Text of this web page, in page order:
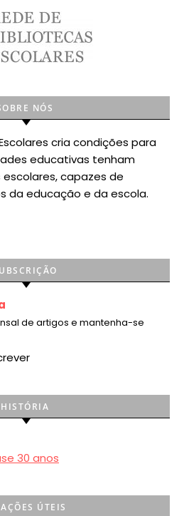
NÓS
cria condições para
educativas tenham
capazes de
da educação e da escola.
de artigos e mantenha-se
HISTÓRIA
30 anos
ÚTEIS